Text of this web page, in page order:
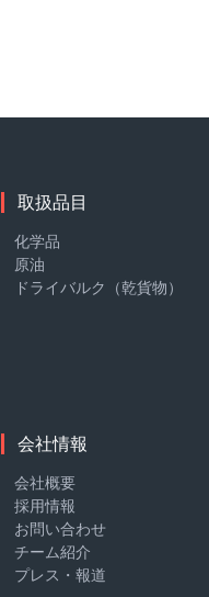
取扱品目
化学品
原油
ドライバルク（乾貨物）
会社情報
会社概要
採用情報
お問い合わせ
チーム紹介
プレス・報道